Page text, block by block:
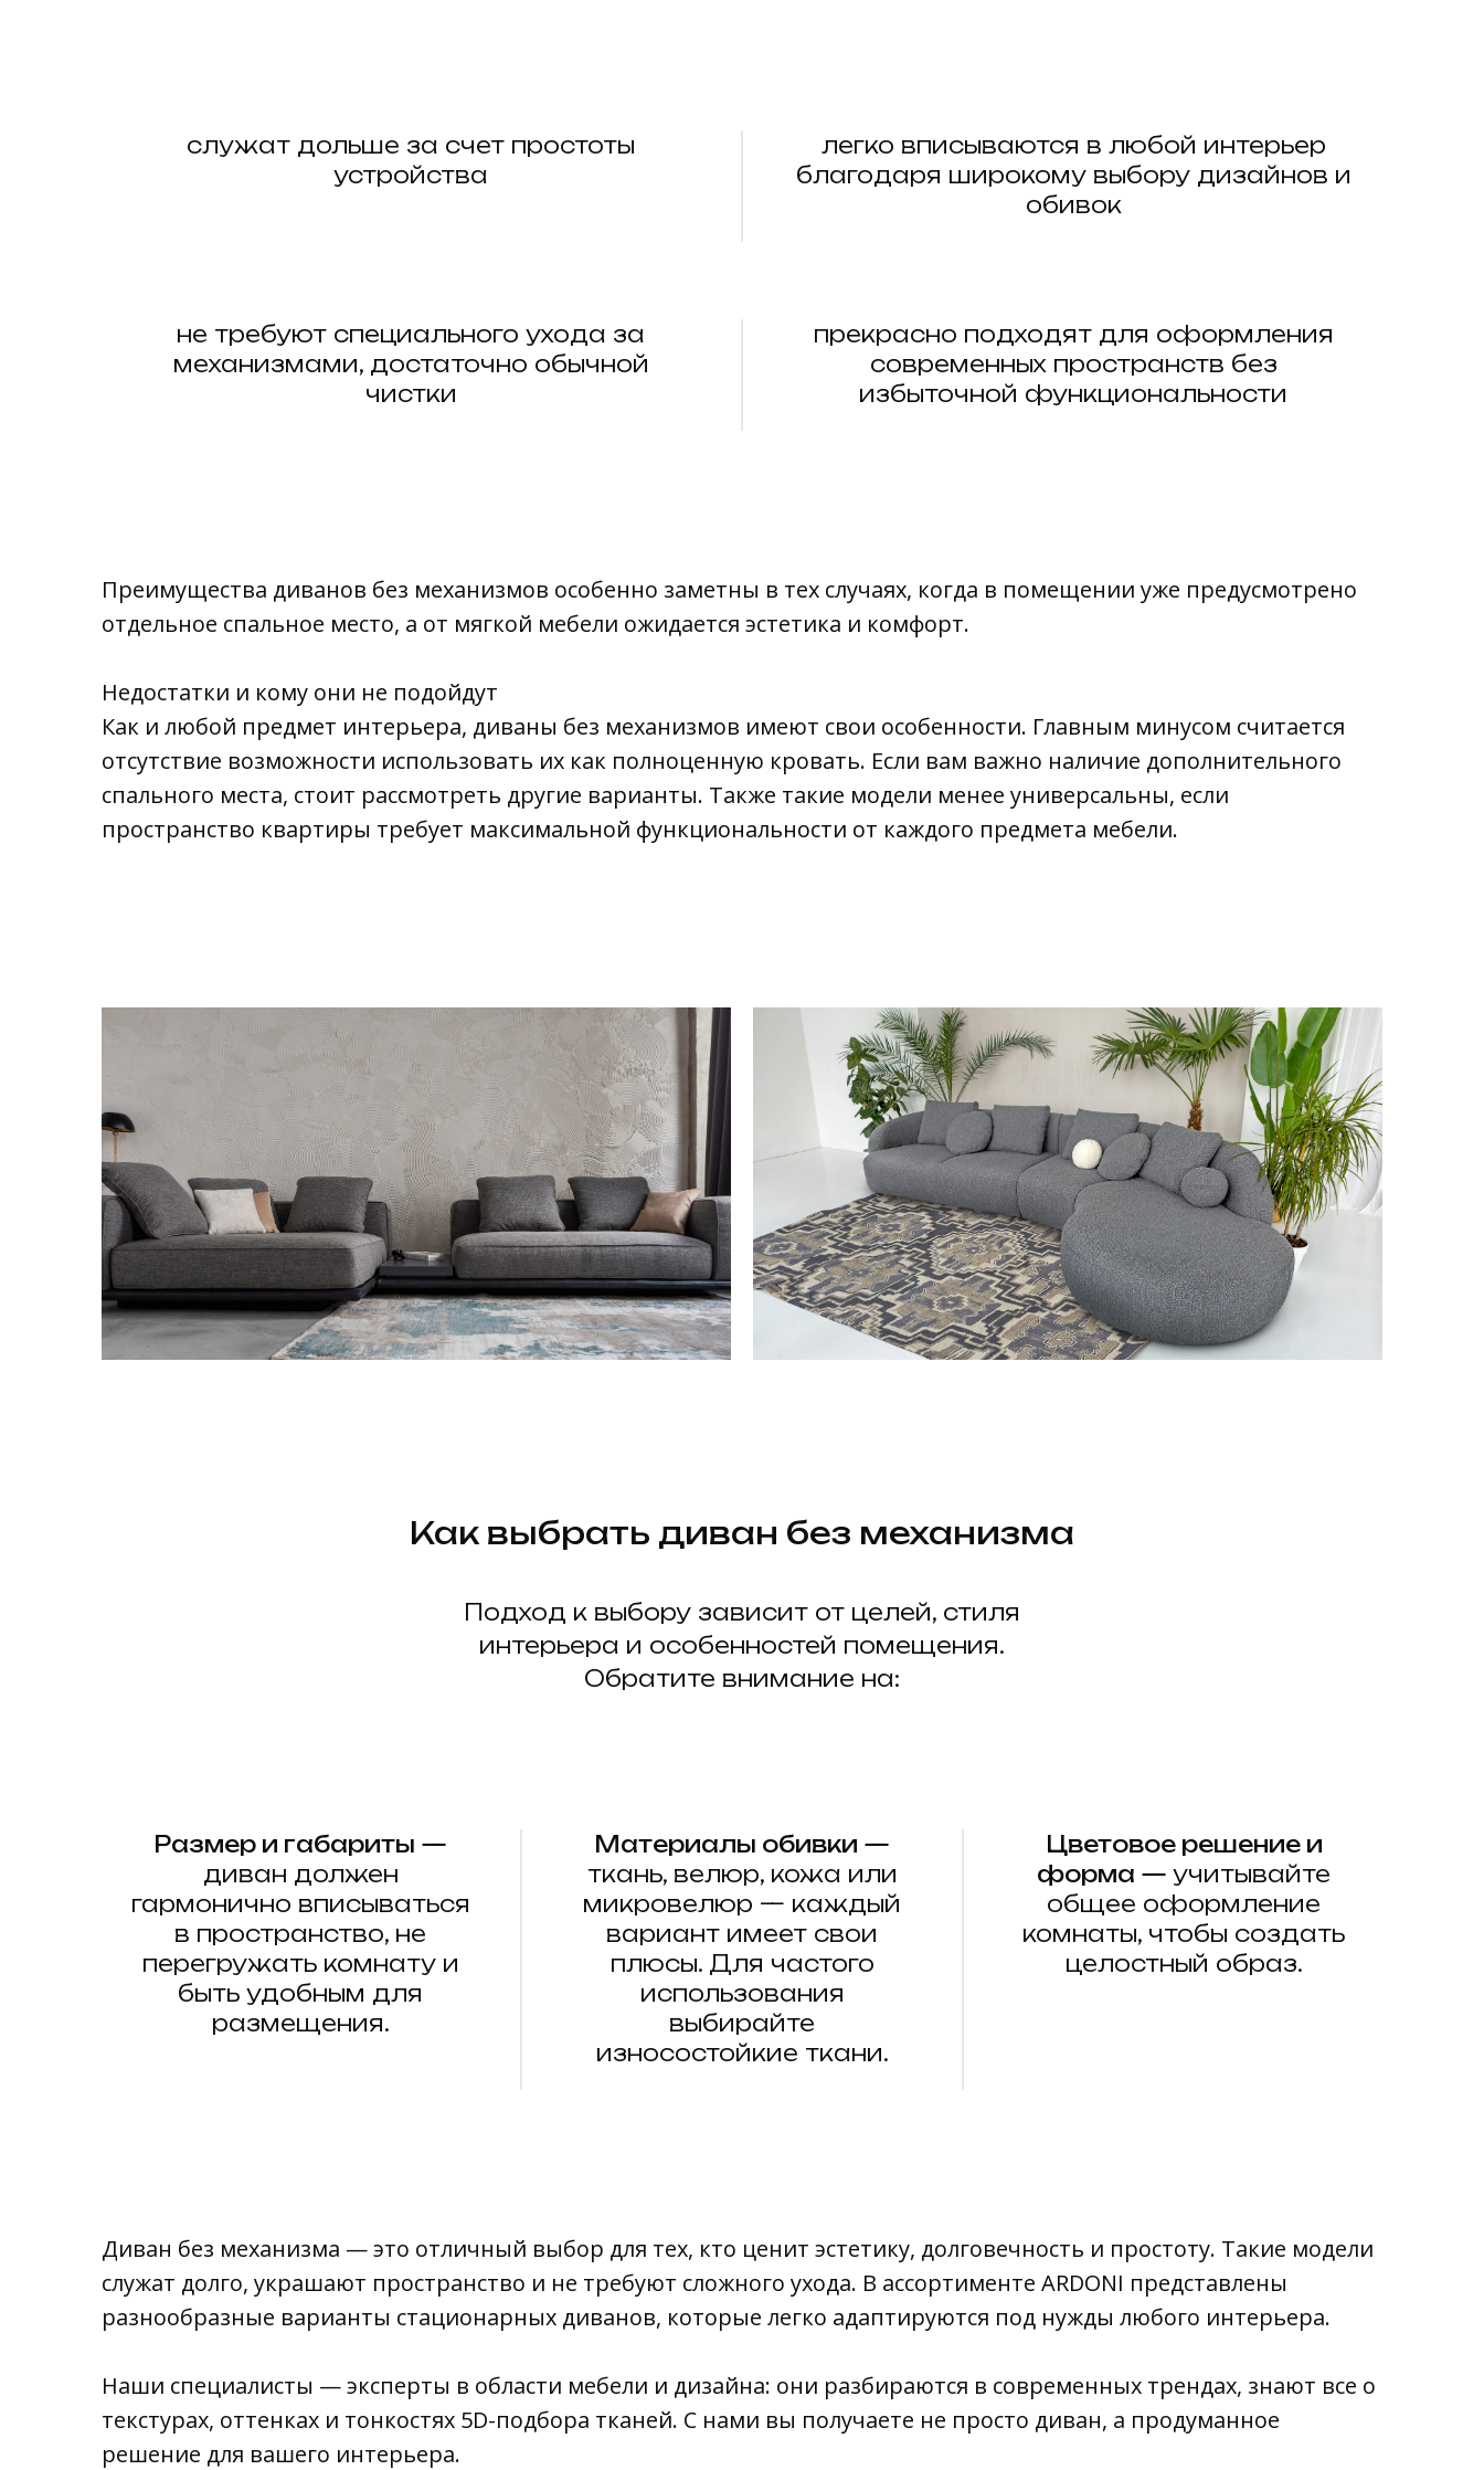
служат дольше за счет простоты
устройства
легко вписываются в любой интерьер
благодаря широкому выбору дизайнов и
обивок
не требуют специального ухода за
механизмами, достаточно обычной
чистки
прекрасно подходят для оформления
современных пространств без
избыточной функциональности
Преимущества диванов без механизмов особенно заметны в тех случаях, когда в помещении уже предусмотрено
отдельное спальное место, а от мягкой мебели ожидается эстетика и комфорт.
Недостатки и кому они не подойдут
Как и любой предмет интерьера, диваны без механизмов имеют свои особенности. Главным минусом считается
отсутствие возможности использовать их как полноценную кровать. Если вам важно наличие дополнительного
спального места, стоит рассмотреть другие варианты. Также такие модели менее универсальны, если
пространство квартиры требует максимальной функциональности от каждого предмета мебели.
Как выбрать диван без механизма
Подход к выбору зависит от целей, стиля
интерьера и особенностей помещения.
Обратите внимание на:
Размер и габариты —
диван должен
гармонично вписываться
в пространство, не
перегружать комнату и
быть удобным для
размещения.
Материалы обивки —
ткань, велюр, кожа или
микровелюр — каждый
вариант имеет свои
плюсы. Для частого
использования
выбирайте
износостойкие ткани.
Цветовое решение и
форма — учитывайте
общее оформление
комнаты, чтобы создать
целостный образ.
Диван без механизма — это отличный выбор для тех, кто ценит эстетику, долговечность и простоту. Такие модели
служат долго, украшают пространство и не требуют сложного ухода. В ассортименте ARDONI представлены
разнообразные варианты стационарных диванов, которые легко адаптируются под нужды любого интерьера.
Наши специалисты — эксперты в области мебели и дизайна: они разбираются в современных трендах, знают все о
текстурах, оттенках и тонкостях 5D-подбора тканей. С нами вы получаете не просто диван, а продуманное
решение для вашего интерьера.